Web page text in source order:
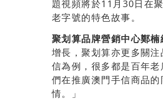
題視頻將於11月30日在
老字號的特色故事。
聚划算品牌營銷中心鄭
增長，聚划算亦更多關
信為例，很多都是百年
們在推廣澳門手信商品
情。」